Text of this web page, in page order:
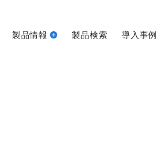
製品情報 製品検索 導入事例